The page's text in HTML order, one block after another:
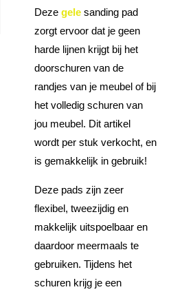
Deze gele sanding pad
zorgt ervoor dat je geen
harde lijnen krijgt bij het
doorschuren van de
randjes van je meubel of bij
het volledig schuren van
jou meubel. Dit artikel
wordt per stuk verkocht, en
is gemakkelijk in gebruik!
Deze pads zijn zeer
flexibel, tweezijdig en
makkelijk uitspoelbaar en
daardoor meermaals te
gebruiken. Tijdens het
schuren krijg je een